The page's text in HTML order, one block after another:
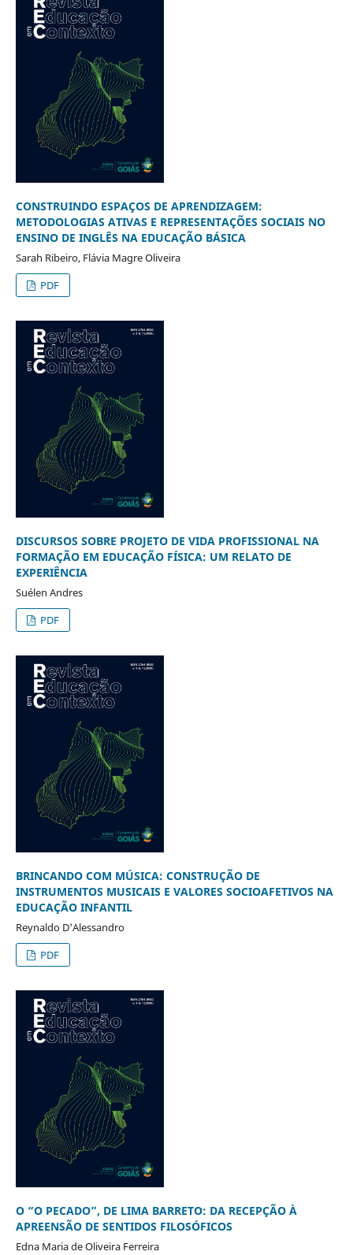
CONSTRUINDO ESPAÇOS DE APRENDIZAGEM:
METODOLOGIAS ATIVAS E REPRESENTAÇÕES SOCIAIS NO
ENSINO DE INGLÊS NA EDUCAÇÃO BÁSICA
Sarah Ribeiro, Flávia Magre Oliveira
PDF
DISCURSOS SOBRE PROJETO DE VIDA PROFISSIONAL NA
FORMAÇÃO EM EDUCAÇÃO FÍSICA: UM RELATO DE
EXPERIÊNCIA
Suélen Andres
PDF
BRINCANDO COM MÚSICA: CONSTRUÇÃO DE
INSTRUMENTOS MUSICAIS E VALORES SOCIOAFETIVOS NA
EDUCAÇÃO INFANTIL
Reynaldo D'Alessandro
PDF
O “O PECADO”, DE LIMA BARRETO: DA RECEPÇÃO À
APREENSÃO DE SENTIDOS FILOSÓFICOS
Edna Maria de Oliveira Ferreira